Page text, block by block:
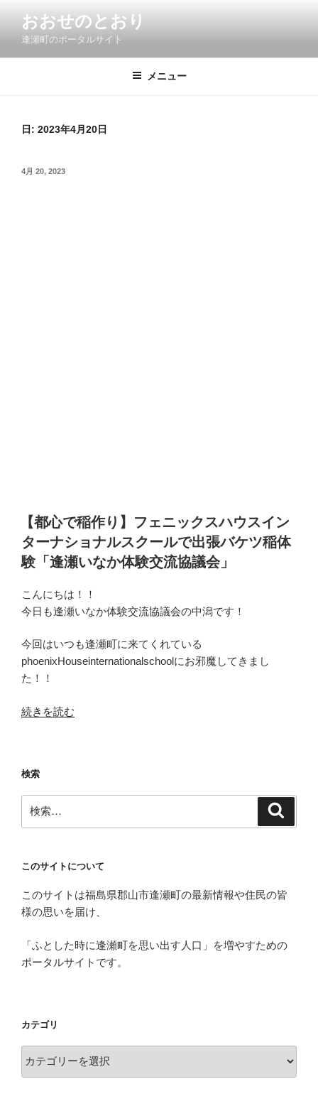
ン
おおせのとおり
逢瀬町のポータルサイト
メニュー
日: 2023年4月20日
投
4月 20, 2023
【都心で稲作り】フェニックスハウスイン
ターナショナルスクールで出張バケツ稲体
験「逢瀬いなか体験交流協議会」
こんにちは！！
今日も逢瀬いなか体験交流協議会の中潟です！
今回はいつも逢瀬町に来てくれている
phoenixHouseinternationalschoolにお邪魔してきまし
た！！
“【都
作
り】
フ
ェ
ッ
ス
ハ
ス
イ
ョ
続きを読む
検索
索:
このサイトについて
このサイトは福島県郡山市逢瀬町の最新情報や住民の皆
様の思いを届け、
「ふとした時に逢瀬町を思い出す人口」を増やすための
ポータルサイトです。
カテゴリ
テ